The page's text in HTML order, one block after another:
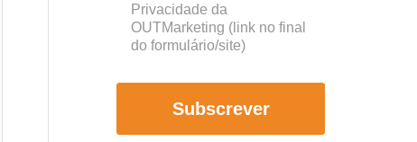
Privacidade da
OUTMarketing (link no final
do formulário/site)
Subscrever